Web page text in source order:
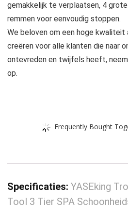
gemakkelijk te verplaatsen, 4
remmen voor eenvoudig stoppen.
We beloven om een hoge kwaliteit
creëren voor alle klanten die naar
ontevreden en twijfels heeft,
op.
Frequently Bought
Specificaties: YASEking
Tool 3 Tier SPA